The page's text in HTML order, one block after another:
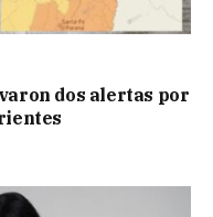
dos alertas por